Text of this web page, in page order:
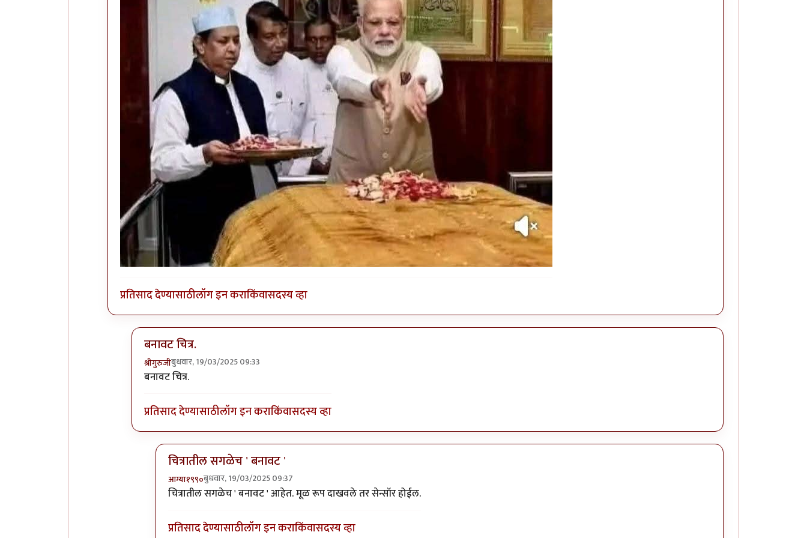
प्रतिसाद देण्यासाठीलॉग इन कराकिंवासदस्य व्हा
बनावट चित्र.
श्रीगुरुजीबुधवार, 19/03/2025 09:33
In reply to
बनावट चित्र.
प्रतिसाद देण्यासाठीलॉग इन कराकिंवासदस्य व्हा
चित्रातील सगळेच ' बनावट '
आग्या१९९०बुधवार, 19/03/2025 09:37
In reply toबनावट चित्र.byश्रीगुरुजी
चित्रातील सगळेच ' बनावट ' आहेत. मूळ रूप दाखवले तर सेन्सॉर होईल.
प्रतिसाद देण्यासाठीलॉग इन कराकिंवासदस्य व्हा